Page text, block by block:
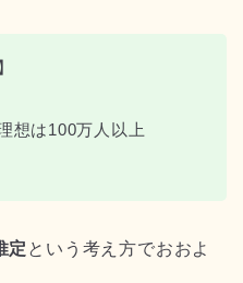
想は100万人以上
定 という考え方でおおよ